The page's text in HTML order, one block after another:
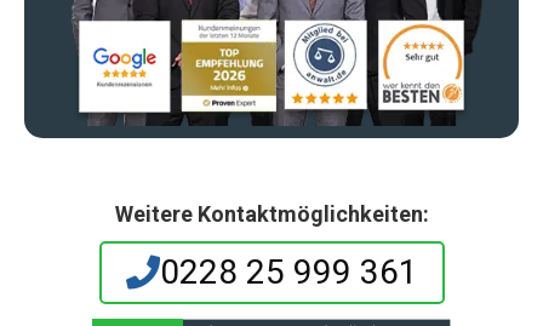
Weitere Kontaktmöglichkeiten:
0228 25 999 361